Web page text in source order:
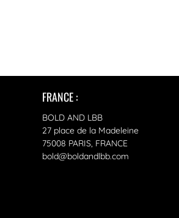
FRANCE :
BOLD AND LBB
27 place de la Madeleine
75008 PARIS, FRANCE
bold@boldandlbb.com